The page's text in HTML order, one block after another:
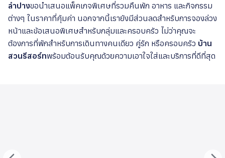
ลำปางขอนำเสนอแพ็คเกจพิเศษที่รวมคืนพัก อาหาร และกิจกรรม
ต่างๆ ในราคาที่คุ้มค่า นอกจากนี้เรายังมีส่วนลดสำหรับการจองล่วง
หน้าและข้อเสนอพิเศษสำหรับกลุ่มและครอบครัว ไม่ว่าคุณจะ
ต้องการที่พักสำหรับการเดินทางคนเดียว คู่รัก หรือครอบครัว บ้าน
สวนรีสอร์ทพร้อมต้อนรับคุณด้วยความเอาใจใส่และบริการที่ดีที่สุด